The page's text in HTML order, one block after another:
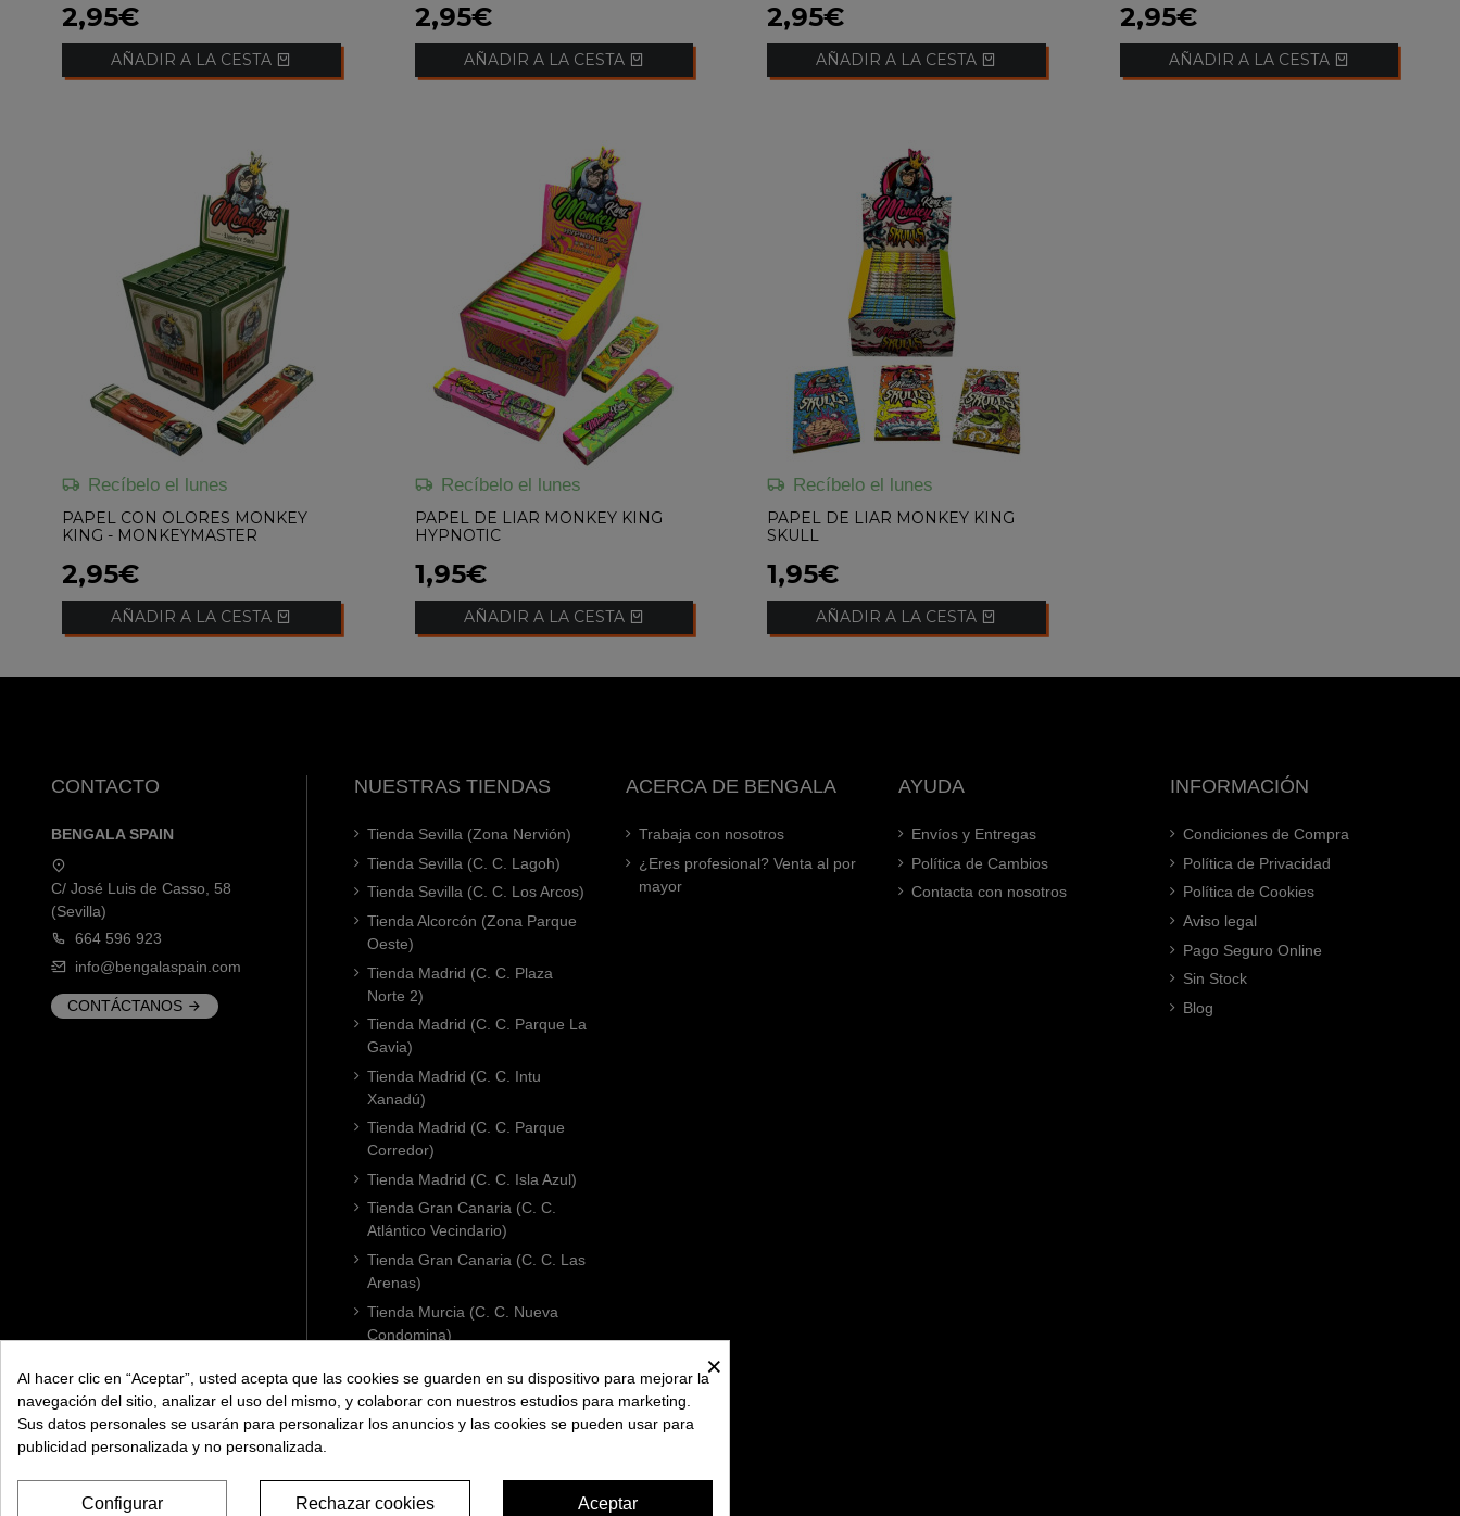
2,95€
AÑADIR A LA CESTA
2,95€
AÑADIR A LA CESTA
2,95€
AÑADIR A LA CESTA
2,95€
AÑADIR A LA CESTA
Recíbelo el lunes
PAPEL CON OLORES MONKEY
KING - MONKEYMASTER
2,95€
AÑADIR A LA CESTA
Recíbelo el lunes
PAPEL DE LIAR MONKEY KING
HYPNOTIC
1,95€
AÑADIR A LA CESTA
Recíbelo el lunes
PAPEL DE LIAR MONKEY KING
SKULL
1,95€
AÑADIR A LA CESTA
CONTACTO
BENGALA SPAIN
C/ José Luis de Casso, 58
(Sevilla)
664 596 923
info@bengalaspain.com
CONTÁCTANOS
NUESTRAS TIENDAS
Tienda Sevilla (Zona Nervión)
Tienda Sevilla (C. C. Lagoh)
Tienda Sevilla (C. C. Los Arcos)
Tienda Alcorcón (Zona Parque
Oeste)
Tienda Madrid (C. C. Plaza
Norte 2)
Tienda Madrid (C. C. Parque La
Gavia)
Tienda Madrid (C. C. Intu
Xanadú)
Tienda Madrid (C. C. Parque
Corredor)
Tienda Madrid (C. C. Isla Azul)
Tienda Gran Canaria (C. C.
Atlántico Vecindario)
Tienda Gran Canaria (C. C. Las
Arenas)
Tienda Murcia (C. C. Nueva
Condomina)
Tienda Cádiz (C. C. Bahía Sur)
Tienda Córdoba (Centro)
ACERCA DE BENGALA
Trabaja con nosotros
¿Eres profesional? Venta al por
mayor
AYUDA
Envíos y Entregas
Política de Cambios
Contacta con nosotros
INFORMACIÓN
Condiciones de Compra
Política de Privacidad
Política de Cookies
Aviso legal
Pago Seguro Online
Sin Stock
Blog
×
Al hacer clic en “Aceptar”, usted acepta que las cookies se guarden en su dispositivo para mejorar la
navegación del sitio, analizar el uso del mismo, y colaborar con nuestros estudios para marketing.
Sus datos personales se usarán para personalizar los anuncios y las cookies se pueden usar para
publicidad personalizada y no personalizada.
Aceptar
Rechazar cookies
Configurar